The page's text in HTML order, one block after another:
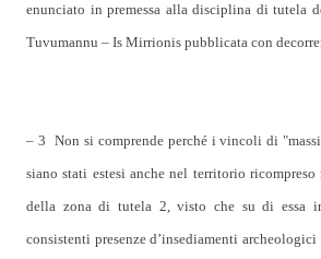
enunciato in premessa alla disciplina di tutela
Tuvumannu – Is Mirrionis pubblicata con
– 3 Non si comprende perché i vincoli di
siano stati estesi anche nel territorio ricompreso
della zona di tutela 2, visto che su di essa
consistenti presenze d’insediamenti